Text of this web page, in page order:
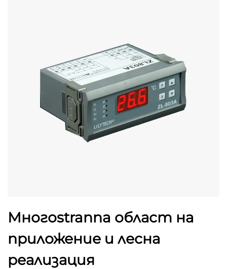
Многоstranna област на
приложение и лесна
реализация